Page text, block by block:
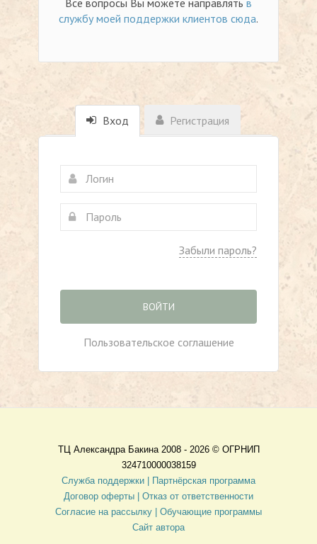
службу моей поддержки клиентов сюда.
Вход Регистрация
Забыли пароль?
ВОЙТИ
Пользовательское соглашение
ТЦ Александра Бакина 2008 - 2026 © ОГРНИП
324710000038159
Служба поддержки |
Партнёрская программа
Договор оферты
| Отказ от ответственности
Согласие на рассылку | Обучающие программы
Сайт автора